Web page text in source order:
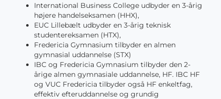
International Business College udbyder en 3-årig
højere handelseksamen (HHX),
EUC Lillebælt udbyder en 3-årig teknisk
studentereksamen (HTX),
Fredericia Gymnasium tilbyder en almen
gymnasial uddannelse (STX)
IBC og Fredericia Gymnasium tilbyder den 2-
årige almen gymnasiale uddannelse, HF. IBC HF
og VUC Fredericia tilbyder også HF enkeltfag,
effektiv efteruddannelse og grundig